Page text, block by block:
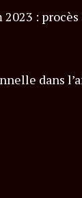
:
dans